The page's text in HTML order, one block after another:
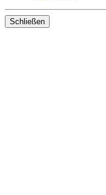
Schließen